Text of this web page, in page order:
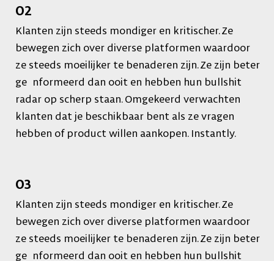
02
Klanten zijn steeds mondiger en kritischer. Ze
bewegen zich over diverse platformen waardoor
ze steeds moeilijker te benaderen zijn. Ze zijn beter
ge nformeerd dan ooit en hebben hun bullshit
radar op scherp staan. Omgekeerd verwachten
klanten dat je beschikbaar bent als ze vragen
hebben of product willen aankopen. Instantly.
03
Klanten zijn steeds mondiger en kritischer. Ze
bewegen zich over diverse platformen waardoor
ze steeds moeilijker te benaderen zijn. Ze zijn beter
ge nformeerd dan ooit en hebben hun bullshit